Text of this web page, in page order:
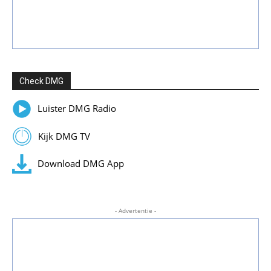
Check DMG
Luister DMG Radio
Kijk DMG TV
Download DMG App
- Advertentie -